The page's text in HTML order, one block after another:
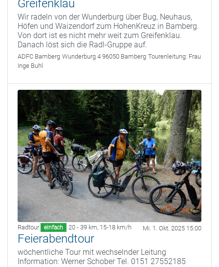
Greifenklau
Wir radeln von der Wunderburg über Bug, Neuhaus,
Höfen und Waizendorf zum HohenKreuz in Bamberg.
Von dort ist es nicht mehr weit zum Greifenklau.
Danach löst sich die Radl-Gruppe auf.
ADFC Bamberg Wunderburg 4 96050 Bamberg Tourenleitung: Frau
Inge Buhl
Radtour einfach 20 - 39 km, 15-18 km/h Mi. 1. Okt. 2025 15:00
Feierabendtour
wöchentliche Tour mit wechselnder Leitung
Information: Werner Schober Tel. 0151 27552185